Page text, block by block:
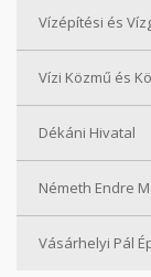
Vízépítési és
Vízi Közmű és
Dékáni Hivatal
Németh Endre
Vásárhelyi Pál